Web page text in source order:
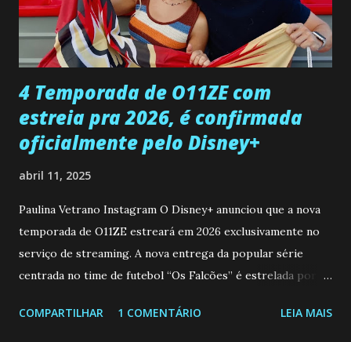
desaparecimento de Francisco, apontando que ele poderia
ter sido vítima da fúria de Gabriel. Artur informa a Gabriel
que a clínica inseminou por engano outra paciente, que está
...
4 Temporada de O11ZE com
estreia pra 2026, é confirmada
oficialmente pelo Disney+
abril 11, 2025
Paulina Vetrano Instagram O Disney+ anunciou que a nova
temporada de O11ZE estreará em 2026 exclusivamente no
serviço de streaming. A nova entrega da popular série
centrada no time de futebol “Os Falcões” é estrelada por
Brum (Dedé), que voltam a interpretar seus personagens
COMPARTILHAR 1 COMENTÁRIO LEIA MAIS